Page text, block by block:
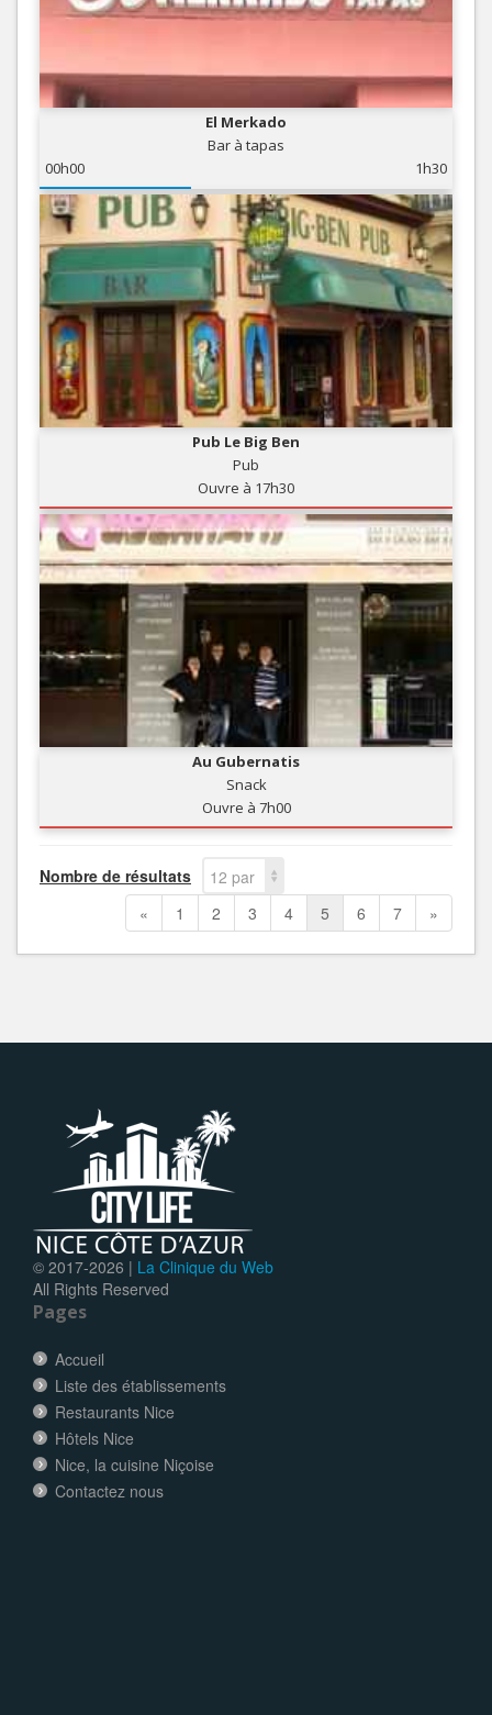
El Merkado
Bar à tapas
00h00
1h30
Pub Le Big Ben
Pub
Ouvre à 17h30
Au Gubernatis
Snack
Ouvre à 7h00
Nombre de résultats
12 par
page
« 1 2 3 4 5 6 7 »
© 2017-2026 | La Clinique du Web
All Rights Reserved
Pages
Accueil
Liste des établissements
Restaurants Nice
Hôtels Nice
Nice, la cuisine Niçoise
Contactez nous